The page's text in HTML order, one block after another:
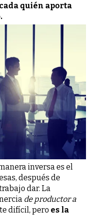
quién aporta
inversa es el
después de
dar. La
de productor a
difícil, pero es la